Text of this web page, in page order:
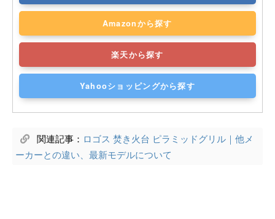
Amazonから探す
楽天から探す
Yahooショッピングから探す
関連記事： ロゴス 焚き火台 ピラミッドグリル｜他メ
ーカーとの違い、最新モデルについて